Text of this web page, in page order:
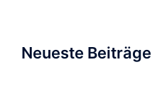
Neueste Beiträge